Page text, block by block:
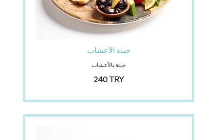
جبنة الأعشاب
جبنة بالأعشاب
‏240 TRY